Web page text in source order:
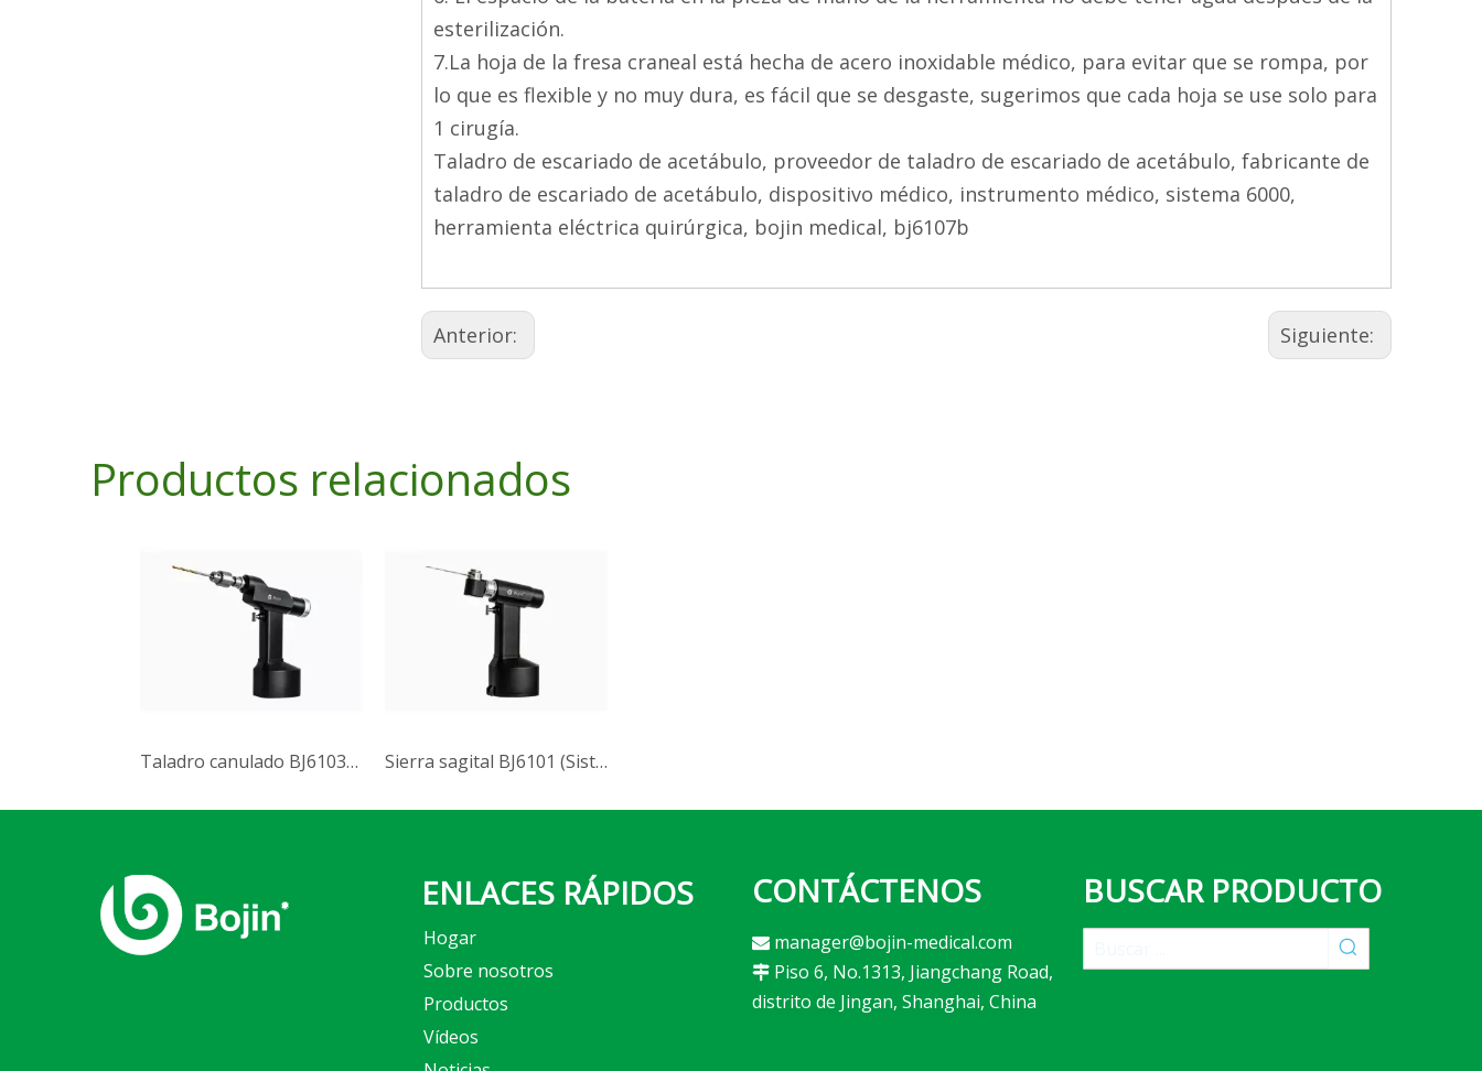
esterilización.
7.La hoja de la fresa craneal está hecha de acero inoxidable médico, para evitar que se rompa, por
lo que es flexible y no muy dura, es fácil que se desgaste, sugerimos que cada hoja se use solo para
1 cirugía.
Taladro de escariado de acetábulo, proveedor de taladro de escariado de acetábulo, fabricante de
taladro de escariado de acetábulo, dispositivo médico, instrumento médico, sistema 6000,
herramienta eléctrica quirúrgica, bojin medical, bj6107b
Anterior: Siguiente:
Productos relacionados
Taladro canulado BJ6103B (Sistema 6000) Sierra sagital BJ6101 (Sistema 6000)
ENLACES RÁPIDOS
Hogar
Sobre nosotros
Productos
Vídeos
CONTÁCTENOS
 manager@bojin-medical.com
 Piso 6, No.1313, Jiangchang Road,
distrito de Jingan, Shanghai, China
BUSCAR PRODUCTO